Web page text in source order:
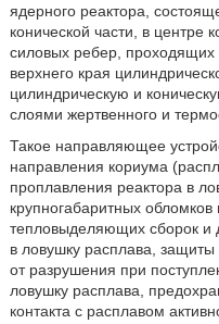
ядерного реактора,
конической части, в центре
силовых ребер, проходящих
верхнего края
цилиндрическую и
слоями жертвенного и
Такое направляющее
направления кориума
проплавления реактора в
крупногабаритных обломков
тепловыделяющих сборок и
в ловушку расплава,
от разрушения при
ловушку расплава,
контакта с расплавом